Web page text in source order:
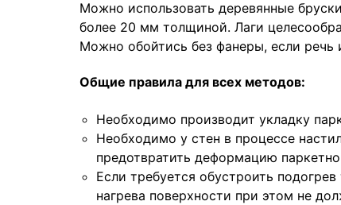
Можно использовать деревянные
более 20 мм толщиной. Лаги
Можно обойтись без фанеры, если речь
Общие правила для всех методов:
Необходимо производит укладку
Необходимо у стен в процессе
предотвратить деформацию
Если требуется обустроить
нагрева поверхности при этом не